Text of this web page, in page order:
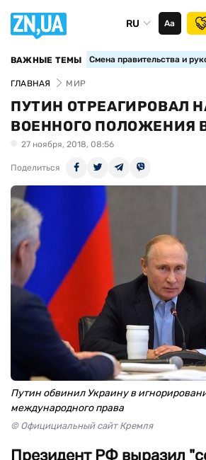
RU Аа
ВАЖНЫЕ ТЕМЫ Смена правительства и
ГЛАВНАЯ МИР
ПУТИН ОТРЕАГИРОВАЛ
ВОЕННОГО ПОЛОЖЕНИЯ
27 ноября, 2018, 08:56
Поделиться
Путин обвинил Украину в
международного права
© Официциальный сайт Кремля
Президент РФ выразил